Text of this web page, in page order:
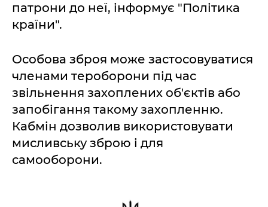
патрони до неї, інформує "Політика
країни".
Особова зброя може застосовуватися
членами тероборони під час
звільнення захоплених об'єктів або
запобігання такому захопленню.
Кабмін дозволив використовувати
мисливську зброю і для
самооборони.